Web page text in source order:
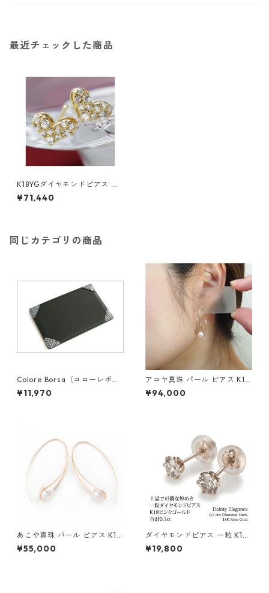
最近チェックした商品
K18YGダイヤモンドピアス ハ
ートパヴェピアス ジュエリー
アクセサリー レディース
¥71,440
同じカテゴリの商品
Colore Borsa（コローレボル
サ） メモパッド ブラック MG
-008
¥11,970
アコヤ真珠 パール ピアス K18
イエローゴールド ジプシー フ
ック ピアス 7mm 7ミリ珠 あ
¥94,000
あこや真珠 パール ピアス K10
イエローゴールド ジプシー フ
ック ピアス 7mm 7ミリ珠 ア
¥55,000
ダイヤモンドピアス 一粒 K18
ピンクゴールド 合計0.1ct ス
タッドピアス おしゃれ シンプ
¥19,800